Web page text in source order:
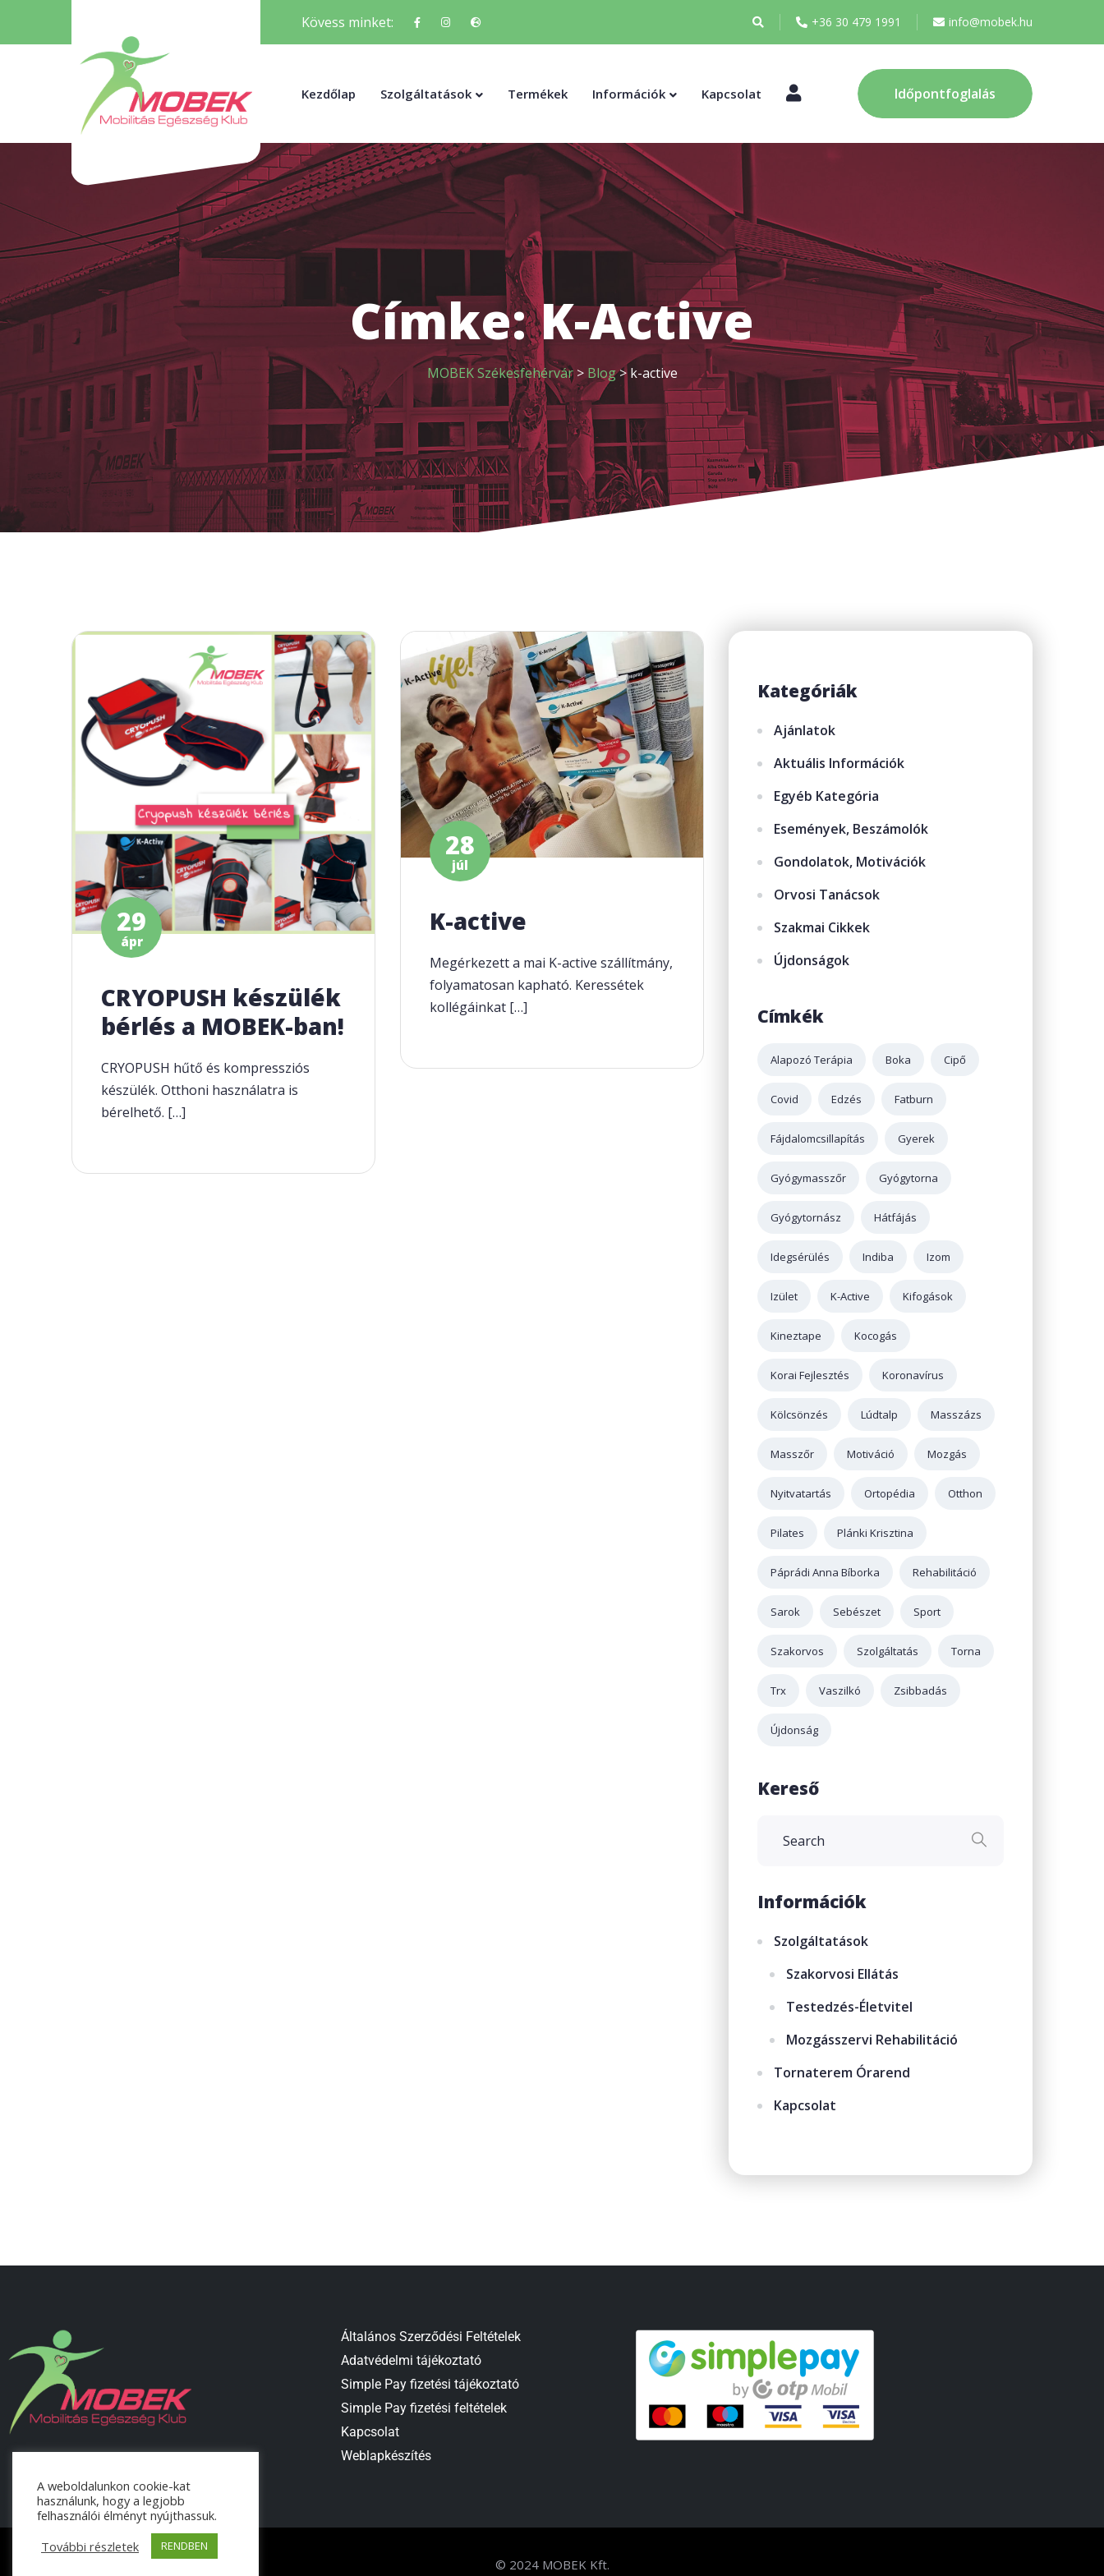
Kövess minket: +36 30 479 1991 info@mobek.hu
Kezdőlap Szolgáltatások Termékek Információk Kapcsolat Fiókom Időpontfoglalás
Címke:K-Active
MOBEK Székesfehérvár> Blog>k-active
29
ápr
CRYOPUSH készülék
bérlés a MOBEK-ban!
CRYOPUSH hűtő és kompressziós
készülék. Otthoni használatra is
bérelhető. […]
28
júl
K-active
Megérkezett a mai K-active szállítmány,
folyamatosan kapható. Keressétek
kollégáinkat […]
Kategóriák
Ajánlatok
Aktuális Információk
Egyéb Kategória
Események, Beszámolók
Gondolatok, Motivációk
Orvosi Tanácsok
Szakmai Cikkek
Újdonságok
Címkék
Alapozó Terápia Boka Cipő
Covid Edzés Fatburn
Fájdalomcsillapítás Gyerek
Gyógymasszőr Gyógytorna
Gyógytornász Hátfájás
Idegsérülés Indiba Izom
Izület K-Active Kifogások
Kineztape Kocogás
Korai Fejlesztés Koronavírus
Kölcsönzés Lúdtalp Masszázs
Masszőr Motiváció Mozgás
Nyitvatartás Ortopédia Otthon
Pilates Plánki Krisztina
Páprádi Anna Bíborka Rehabilitáció
Sarok Sebészet Sport
Szakorvos Szolgáltatás Torna
Trx Vaszilkó Zsibbadás
Újdonság
Kereső
Információk
Szolgáltatások
Szakorvosi Ellátás
Testedzés-Életvitel
Mozgásszervi Rehabilitáció
Tornaterem Órarend
Kapcsolat
Általános Szerződési Feltételek
Adatvédelmi tájékoztató
Simple Pay fizetési tájékoztató
Simple Pay fizetési feltételek
Kapcsolat
Weblapkészítés
© 2024 MOBEK Kft.
A weboldalunkon cookie-kat
használunk, hogy a legjobb
felhasználói élményt nyújthassuk.
További részletek
RENDBEN